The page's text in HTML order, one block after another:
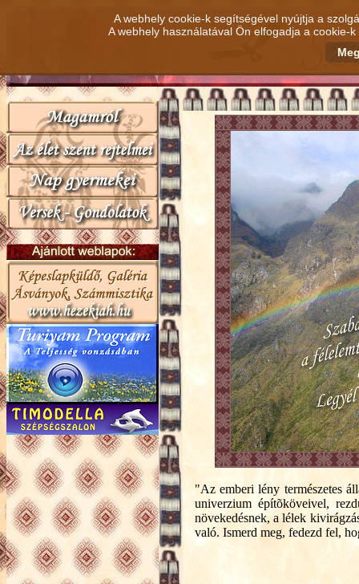
"Az emberi lény természetes
univerzium építõköveivel,
növekedésnek, a lélek
való. Ismerd meg, fedezd fel,
A webhely cookie-k segítségével nyújtja a
A webhely használatával Ön elfogadja a cookie-